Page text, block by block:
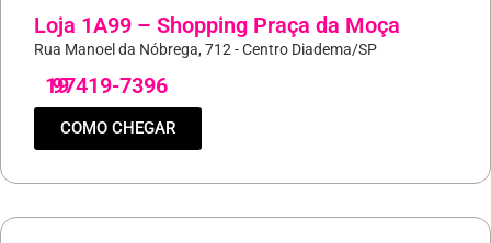
Loja 1A99 – Shopping Praça da Moça
Rua Manoel da Nóbrega, 712 - Centro Diadema/SP
19
97419-7396
COMO CHEGAR